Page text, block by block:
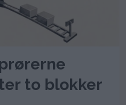
to blokker